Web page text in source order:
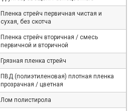
Пленка стрейч первичная чистая и
сухая, без скотча
Пленка стрейч вторичная / смесь
первичной и вторичной
Грязная пленка стрейч
ПВД (полиэтиленовая) плотная пленка
прозрачная / цветная
Лом полистирола